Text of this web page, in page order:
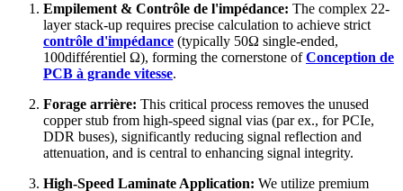
Empilement & Contrôle de l'impédance: The complex 22-
layer stack-up requires precise calculation to achieve strict
contrôle d'impédance (typically 50Ω single-ended,
100différentiel Ω), forming the cornerstone of Conception de
PCB à grande vitesse.
Forage arrière: This critical process removes the unused
copper stub from high-speed signal vias (par ex., for PCIe,
DDR buses), significantly reducing signal reflection and
attenuation, and is central to enhancing signal integrity.
High-Speed Laminate Application: We utilize premium